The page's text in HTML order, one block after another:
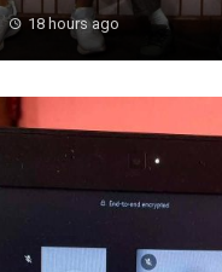
18 hours ago